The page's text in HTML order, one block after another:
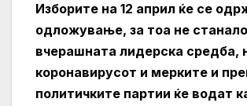
Изборите на 12 април ќе се
одложување, за тоа не
вчерашната лидерска средба,
коронавирусот и мерките и
политичките партии ќе водат